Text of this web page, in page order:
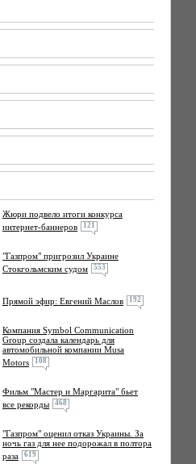
Жюри подвело итоги конкурса
интернет-баннеров
121
"Газпром" пригрозил Украине
Стокгольмским судом
553
Прямой эфир: Евгений Маслов 192
Компания Symbol Communication
Group создала календарь для
автомобильной компании Musa
Motors
108
Фильм "Мастер и Маргарита" бьет
все рекорды
468
"Газпром" оценил отказ Украины. За
ночь газ для нее подорожал в полтора
раза
619